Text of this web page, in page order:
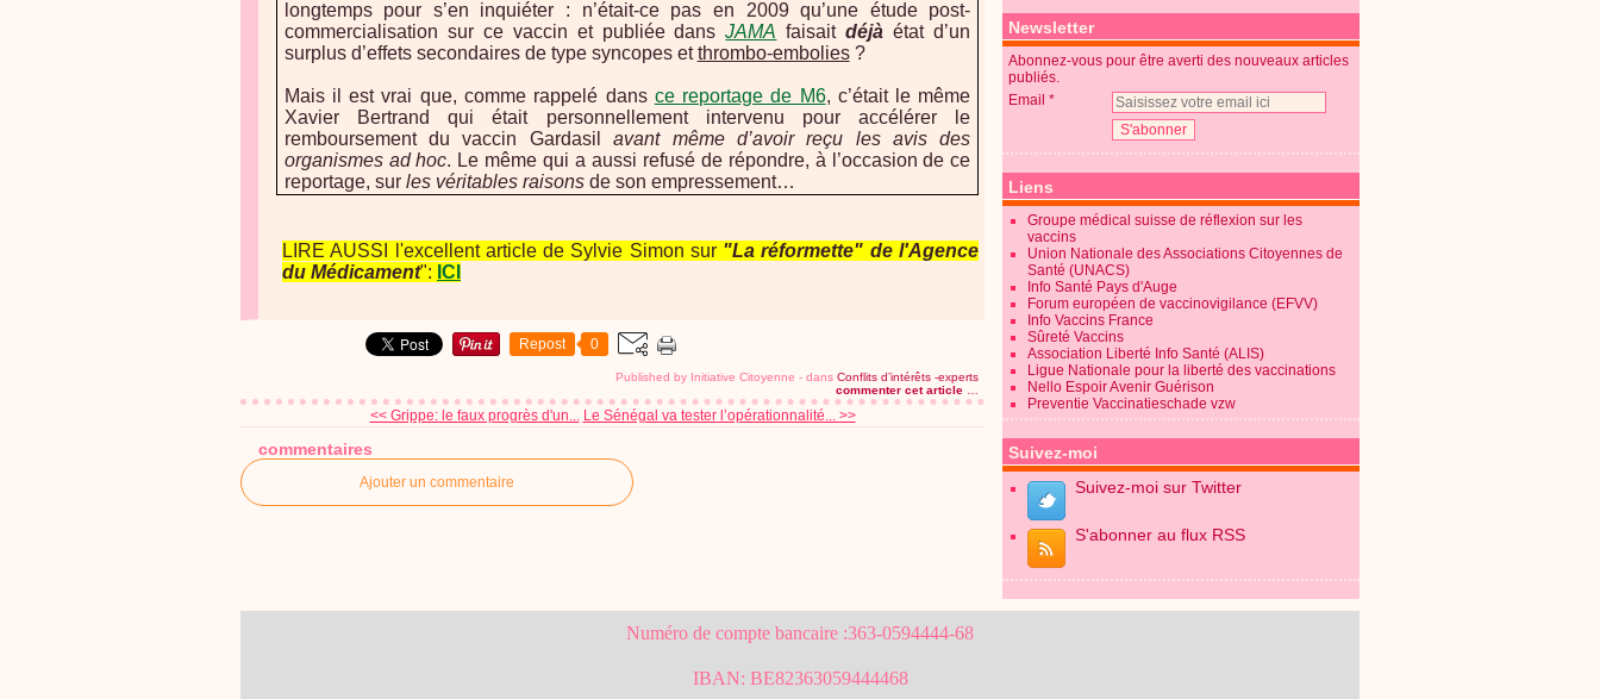
longtemps pour s’en inquiéter : n’était-ce pas en 2009 qu’une étude post-
commercialisation sur ce vaccin et publiée dansJAMA faisaitdéjà état d’un
surplus d’effets secondaires de type syncopes etthrombo-embolies?
Mais il est vrai que, comme rappelé dans ce reportage de M6, c’était le même
Xavier Bertrand qui était personnellement intervenu pour accélérer le
remboursement du vaccin Gardasilavant même d’avoir reçu les avis des
organismes ad hoc. Le même qui a aussi refusé de répondre, à l’occasion de ce
reportage, sur les véritables raisonsde son empressement…
LIRE AUSSI l'excellent article de Sylvie Simon sur "La réformette" de l'Agence
du Médicament": ICI
Repost 0
Published by Initiative Citoyenne - dans Conflits d’intérêts -experts
commenter cet article …
<< Grippe: le faux progrès d'un... Le Sénégal va tester l’opérationnalité... >>
commentaires
Ajouter un commentaire
Newsletter
Abonnez-vous pour être averti des nouveaux articles
publiés.
Email
Liens
Groupe médical suisse de réflexion sur les
vaccins
Union Nationale des Associations Citoyennes de
Santé (UNACS)
Info Santé Pays d'Auge
Forum européen de vaccinovigilance (EFVV)
Info Vaccins France
Sûreté Vaccins
Association Liberté Info Santé (ALIS)
Ligue Nationale pour la liberté des vaccinations
Nello Espoir Avenir Guérison
Preventie Vaccinatieschade vzw
Suivez-moi
Suivez-moi sur Twitter
S'abonner au flux RSS
Numéro de compte bancaire :363-0594444-68
IBAN: BE82363059444468